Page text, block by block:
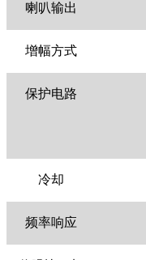
喇叭输出
增幅方式
保护电路
冷却
频率响应